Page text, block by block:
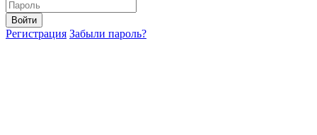
Войти
Регистрация Забыли пароль?